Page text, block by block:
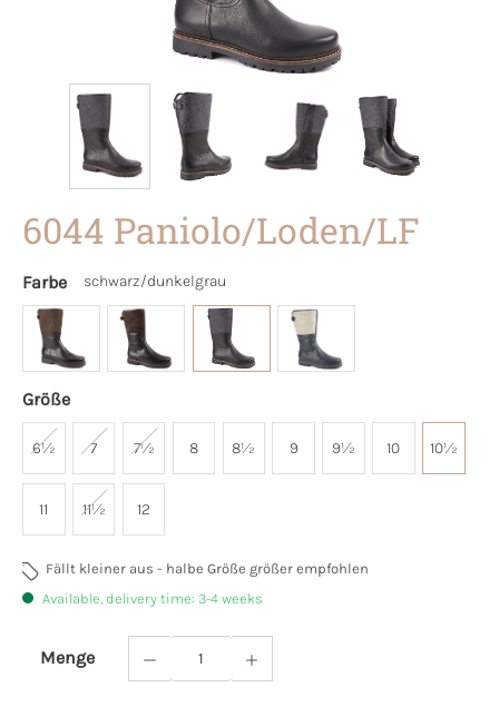
6044 Paniolo/Loden/LF
Farbe schwarz/dunkelgrau
Größe
6½ 7 7½ 8 8½ 9 9½ 10 10½
11 11½ 12
Fällt kleiner aus - halbe Größe größer empfohlen
Available, delivery time: 3-4 weeks
Menge
Product Quantity: Enter the desired